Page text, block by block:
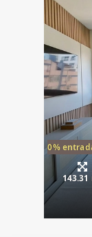
20%
143.31